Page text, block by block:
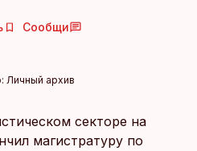
Сообщи
Личный архив
секторе на
магистратуру по